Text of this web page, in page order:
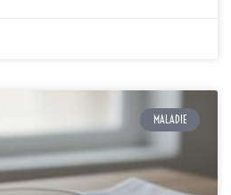
MALADIE